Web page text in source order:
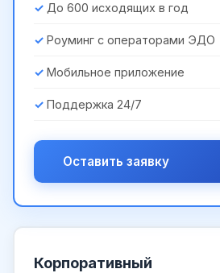
До 600 исходящих в год
Роуминг с операторами ЭДО
Мобильное приложение
Поддержка 24/7
Оставить заявку
Корпоративный